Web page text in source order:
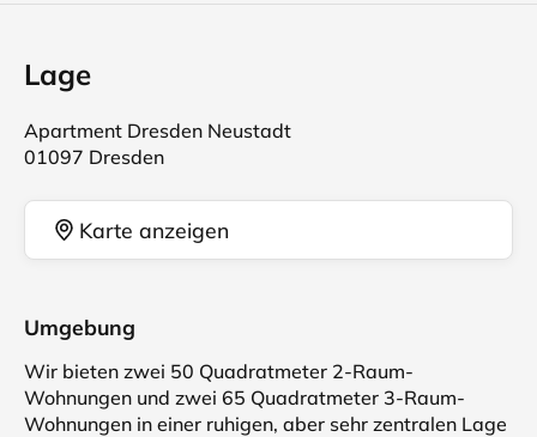
Lage
Apartment Dresden Neustadt
01097 Dresden
Karte anzeigen
Umgebung
Wir bieten zwei 50 Quadratmeter 2-Raum-
Wohnungen und zwei 65 Quadratmeter 3-Raum-
Wohnungen in einer ruhigen, aber sehr zentralen Lage